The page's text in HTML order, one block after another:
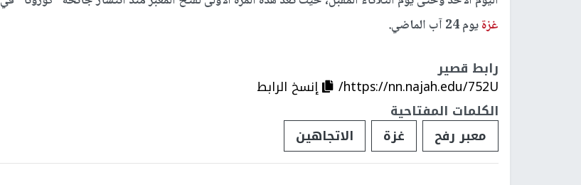
غزةيوم 24 آب الماضي.
رابط قصير
https://nn.najah.edu/752U/
إنسخ الرابط
الكلمات المفتاحية
معبر رفح
غزة الاتجاهين